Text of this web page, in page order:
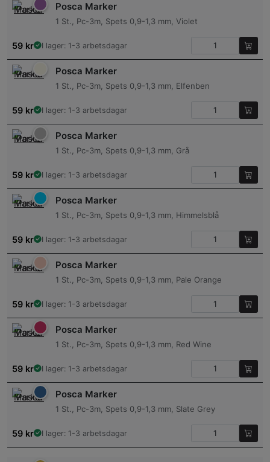
Posca Marker
1 St., Pc-3m, Spets 0,9-1,3 mm, Violet
59 kr I lager: 1-3 arbetsdagar
Posca Marker
1 St., Pc-3m, Spets 0,9-1,3 mm, Elfenben
59 kr I lager: 1-3 arbetsdagar
Posca Marker
1 St., Pc-3m, Spets 0,9-1,3 mm, Grå
59 kr I lager: 1-3 arbetsdagar
Posca Marker
1 St., Pc-3m, Spets 0,9-1,3 mm, Himmelsblå
59 kr I lager: 1-3 arbetsdagar
Posca Marker
1 St., Pc-3m, Spets 0,9-1,3 mm, Pale Orange
59 kr I lager: 1-3 arbetsdagar
Posca Marker
1 St., Pc-3m, Spets 0,9-1,3 mm, Red Wine
59 kr I lager: 1-3 arbetsdagar
Posca Marker
1 St., Pc-3m, Spets 0,9-1,3 mm, Slate Grey
59 kr I lager: 1-3 arbetsdagar